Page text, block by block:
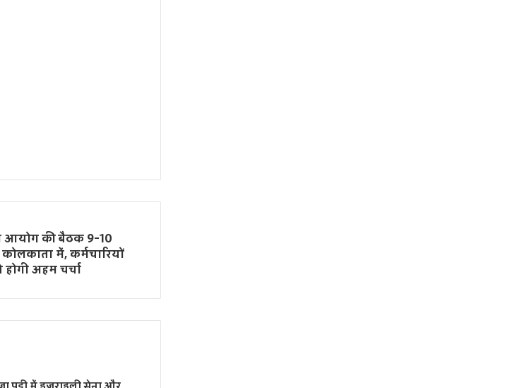
आयोग की बैठक 9-10
में, कर्मचारियों
होगी अहम चर्चा